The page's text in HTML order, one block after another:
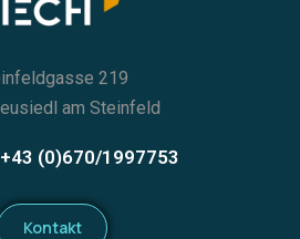
219
am Steinfeld
(0)670/1997753
Kontakt